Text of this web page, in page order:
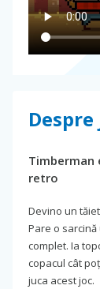
Timberman
retro
Devino un
Pare o sarcină
complet. Ia
copacul cât
juca acest joc.